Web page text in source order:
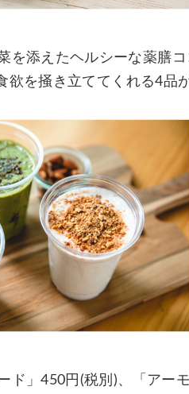
を添えたヘルシーな薬膳
を掻き立ててくれる4品
ド」450円(税別)、「アー